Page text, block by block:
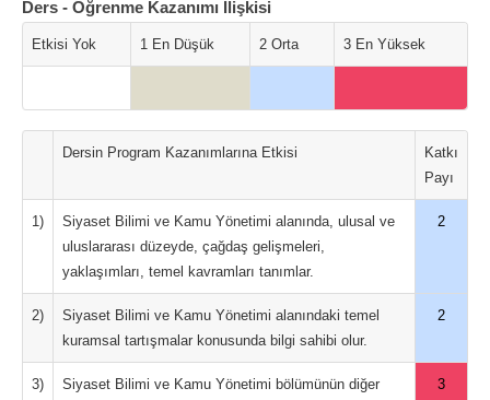
Ders - Öğrenme Kazanımı İlişkisi
Etkisi Yok 1 En Düşük 2 Orta 3 En Yüksek
Dersin Program Kazanımlarına Etkisi
Katkı
Payı
1)
Siyaset Bilimi ve Kamu Yönetimi alanında, ulusal ve
uluslararası düzeyde, çağdaş gelişmeleri,
yaklaşımları, temel kavramları tanımlar.
2
2)
Siyaset Bilimi ve Kamu Yönetimi alanındaki temel
kuramsal tartışmalar konusunda bilgi sahibi olur.
2
3)
Siyaset Bilimi ve Kamu Yönetimi bölümünün diğer
3